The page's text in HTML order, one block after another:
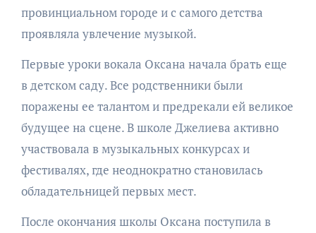
провинциальном городе и с самого детства
проявляла увлечение музыкой.
Первые уроки вокала Оксана начала брать еще
в детском саду. Все родственники были
поражены ее талантом и предрекали ей великое
будущее на сцене. В школе Джелиева активно
участвовала в музыкальных конкурсах и
фестивалях, где неоднократно становилась
обладательницей первых мест.
После окончания школы Оксана поступила в